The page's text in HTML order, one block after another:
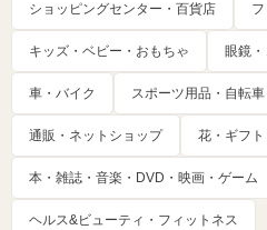
ショッピングセンター・百貨店
キッズ・ベビー・おもちゃ 眼鏡
車・バイク スポーツ用品・自転車
通販・ネットショップ 花・ギフ
本・雑誌・音楽・DVD・映画・ゲーム
ヘルス&ビューティ・フィットネス